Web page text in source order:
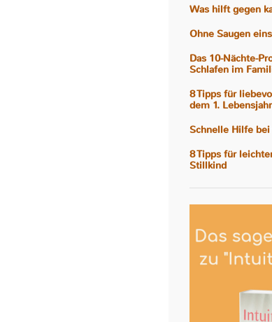
Was hilft gegen
Ohne Saugen
Das 10-Nächte-
Schlafen im
8 Tipps für
dem 1. Lebensjahr
Schnelle Hilfe
8 Tipps für
Stillkind